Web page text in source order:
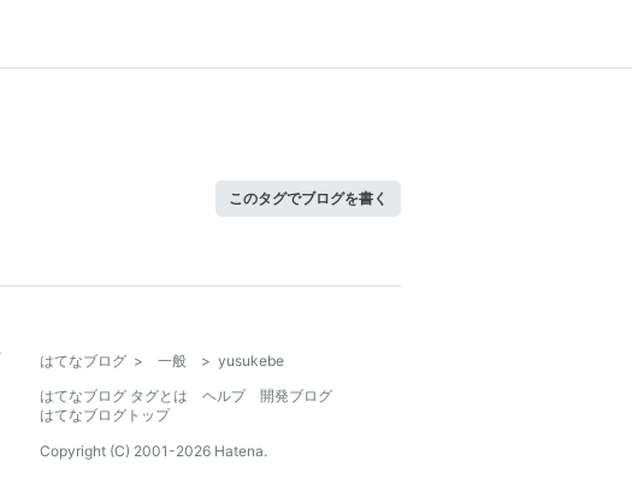
このタグでブログを書く
はてなブログ > 一般 > yusukebe
はてなブログ タグとは
ヘルプ
開発ブログ
はてなブログトップ
Copyright (C) 2001-2026 Hatena.